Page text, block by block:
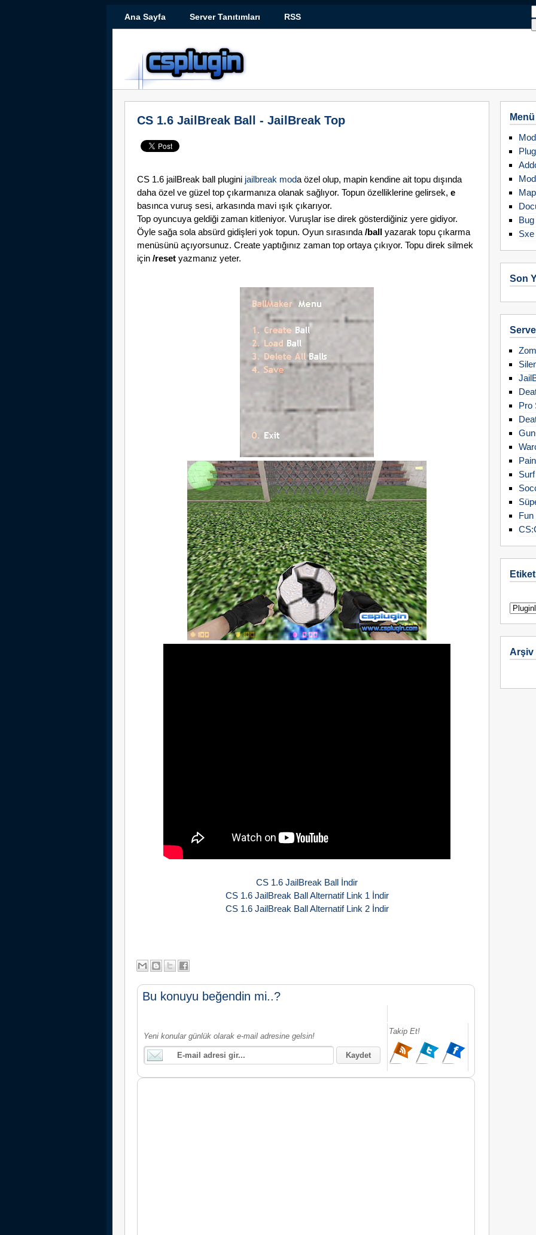
Ana Sayfa Server Tanıtımları RSS
CS 1.6 JailBreak Ball - JailBreak Top
CS 1.6 jailBreak ball plugini jailbreak moda özel olup, mapin kendine ait topu dışında
daha özel ve güzel top çıkarmanıza olanak sağlıyor. Topun özelliklerine gelirsek, e
basınca vuruş sesi, arkasında mavi ışık çıkarıyor.
Top oyuncuya geldiği zaman kitleniyor. Vuruşlar ise direk gösterdiğiniz yere gidiyor.
Öyle sağa sola absürd gidişleri yok topun. Oyun sırasında /ball yazarak topu çıkarma
menüsünü açıyorsunuz. Create yaptığınız zaman top ortaya çıkıyor. Topu direk silmek
için /reset yazmanız yeter.
CS 1.6 JailBreak Ball İndir
CS 1.6 JailBreak Ball Alternatif Link 1 İndir
CS 1.6 JailBreak Ball Alternatif Link 2 İndir
Bu konuyu beğendin mi..?
Yeni konular günlük olarak e-mail adresine gelsin!
Takip Et!
Menü
Sxe
Son
Pro
Arşiv